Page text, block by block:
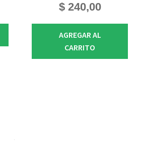
$240,00
AGREGAR AL
CARRITO